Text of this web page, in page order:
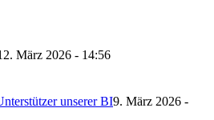
März 2026 - 14:56
unserer BI9. März 2026 -